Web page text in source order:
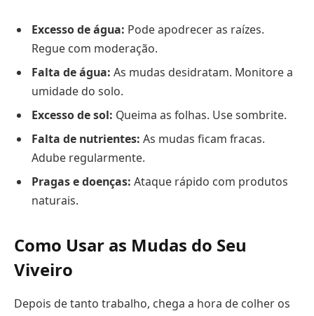
Excesso de água: Pode apodrecer as raízes.
Regue com moderação.
Falta de água: As mudas desidratam. Monitore a
umidade do solo.
Excesso de sol: Queima as folhas. Use sombrite.
Falta de nutrientes: As mudas ficam fracas.
Adube regularmente.
Pragas e doenças: Ataque rápido com produtos
naturais.
Como Usar as Mudas do Seu
Viveiro
Depois de tanto trabalho, chega a hora de colher os